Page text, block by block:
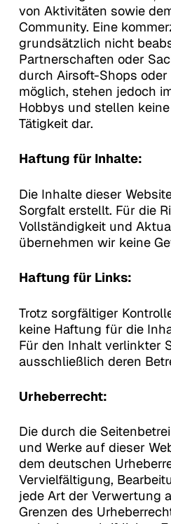
von Aktivitäten sowie
Community. Eine
grundsätzlich nicht
Partnerschaften oder
durch Airsoft-Shops
möglich, stehen jedoch
Hobbys und stellen
Tätigkeit dar.
Haftung für Inhalte:
Die Inhalte dieser
Sorgfalt erstellt. Für die
Vollständigkeit und
übernehmen wir keine
Haftung für Links:
Trotz sorgfältiger
keine Haftung für die
Für den Inhalt verlinkter
ausschließlich deren
Urheberrecht:
Die durch die
und Werke auf dieser
dem deutschen
Vervielfältigung,
jede Art der Verwertung
Grenzen des